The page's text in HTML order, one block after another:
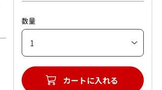
数量
カートに入れる